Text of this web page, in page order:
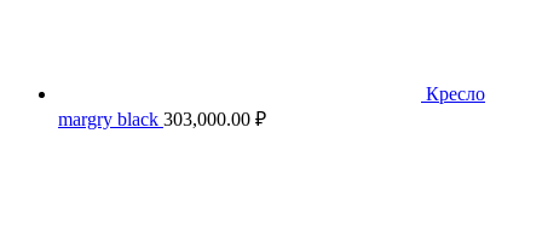
Кресло
margry black 303,000.00 ₽